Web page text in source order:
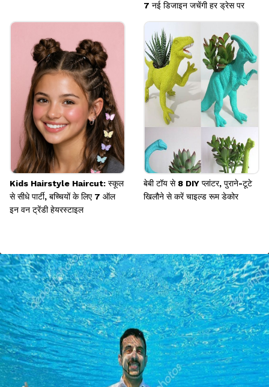
7 नई डिजाइन जचेंगी हर ड्रेस पर
Kids Hairstyle Haircut: स्कूल
से सीधे पार्टी, बच्चियों के लिए 7 ऑल
इन वन ट्रेंडी हेयरस्टाइल
बेबी टॉय से 8 DIY प्लांटर, पुराने-टूटे
खिलौने से करें चाइल्ड रूम डेकोर